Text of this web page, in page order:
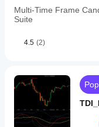
action.
Supported
Forex,
stocks,
and
cryptocurrencies
such
as
BTCUSD,
Multi-Time Frame
Suite
4.5 (2)